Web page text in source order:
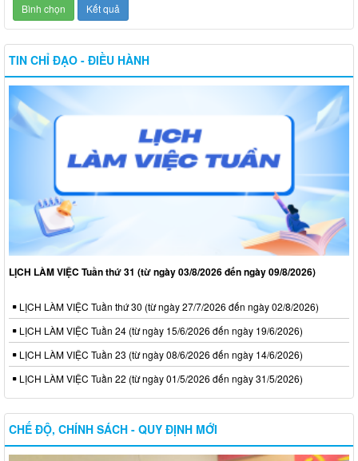
TIN CHỈ ĐẠO - ĐIỀU HÀNH
LỊCH LÀM VIỆC Tuần thứ 31 (từ ngày 03/8/2026 đến ngày 09/8/2026)
LỊCH LÀM VIỆC Tuần thứ 30 (từ ngày 27/7/2026 đến ngày 02/8/2026)
LỊCH LÀM VIỆC Tuần 24 (từ ngày 15/6/2026 đến ngày 19/6/2026)
LỊCH LÀM VIỆC Tuần 23 (từ ngày 08/6/2026 đến ngày 14/6/2026)
LỊCH LÀM VIỆC Tuần 22 (từ ngày 01/5/2026 đến ngày 31/5/2026)
CHẾ ĐỘ, CHÍNH SÁCH - QUY ĐỊNH MỚI